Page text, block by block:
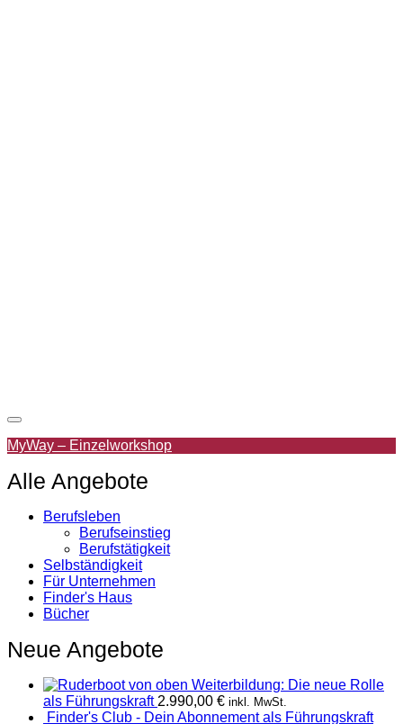
MyWay – Einzelworkshop
Alle Angebote
Berufsleben
Berufseinstieg
Berufstätigkeit
Selbständigkeit
Für Unternehmen
Finder's Haus
Bücher
Neue Angebote
Weiterbildung: Die neue Rolle
als Führungskraft 2.990,00 € inkl. MwSt.
Finder's Club - Dein Abonnement als Führungskraft